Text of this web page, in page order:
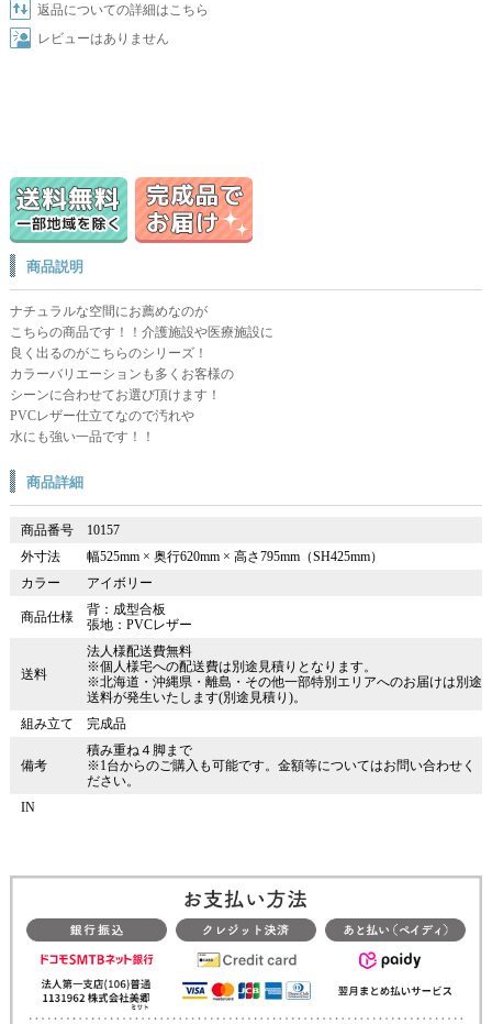
返品についての詳細はこちら
レビューはありません
商品説明
ナチュラルな空間にお薦めなのが
こちらの商品です！！介護施設や医療施設に
良く出るのがこちらのシリーズ！
カラーバリエーションも多くお客様の
シーンに合わせてお選び頂けます！
PVCレザー仕立てなので汚れや
水にも強い一品です！！
商品詳細
商品番号
10157
外寸法
幅525mm × 奥行620mm × 高さ795mm（SH425mm）
カラー
アイボリー
商品仕様
背：成型合板
張地：PVCレザー
送料
法人様配送費無料
※個人様宅への配送費は別途見積りとなります。
※北海道・沖縄県・離島・その他一部特別エリアへのお届けは別途
送料が発生いたします(別途見積り)。
組み立て
完成品
備考
積み重ね４脚まで
※1台からのご購入も可能です。金額等についてはお問い合わせく
ださい。
IN